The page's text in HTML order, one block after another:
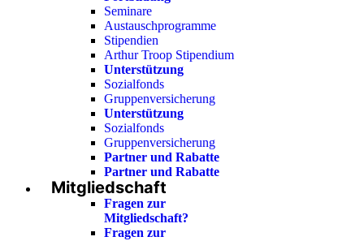
Seminare
Austauschprogramme
Stipendien
Arthur Troop Stipendium
Unterstützung
Sozialfonds
Gruppenversicherung
Unterstützung
Sozialfonds
Gruppenversicherung
Partner und Rabatte
Partner und Rabatte
Mitgliedschaft
Fragen zur
Mitgliedschaft?
Fragen zur